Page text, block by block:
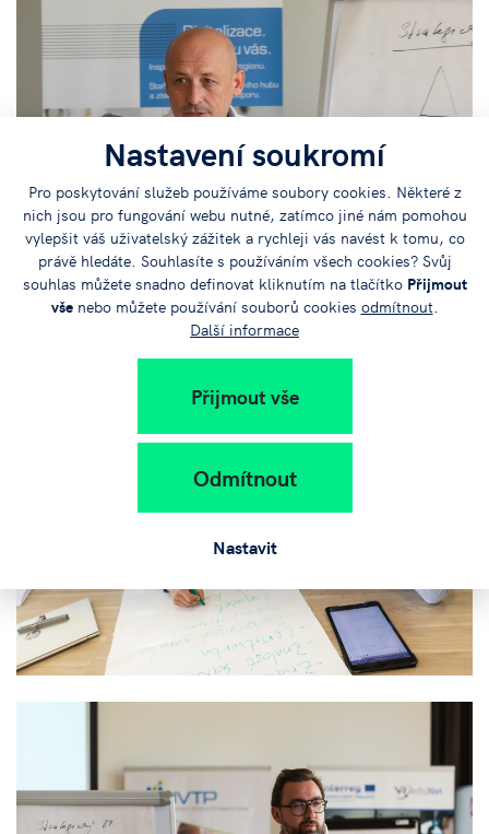
Nastavení soukromí
Pro poskytování služeb používáme soubory cookies. Některé z
nich jsou pro fungování webu nutné, zatímco jiné nám pomohou
vylepšit váš uživatelský zážitek a rychleji vás navést k tomu, co
právě hledáte. Souhlasíte s používáním všech cookies? Svůj
souhlas můžete snadno definovat kliknutím na tlačítko Přijmout
všenebo můžete používání souborů cookies odmítnout.
Další informace
Přijmout vše
Odmítnout
Nastavit